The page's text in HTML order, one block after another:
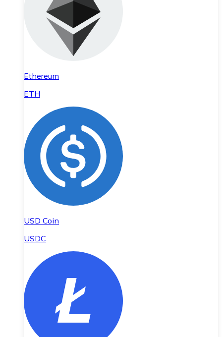
Ethereum
ETH
USD Coin
USDC